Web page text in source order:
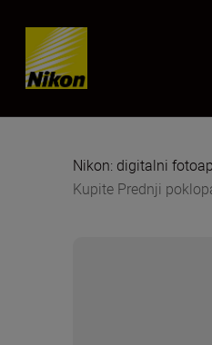
Skip content
Nikon: digitalni
Kupite Prednji